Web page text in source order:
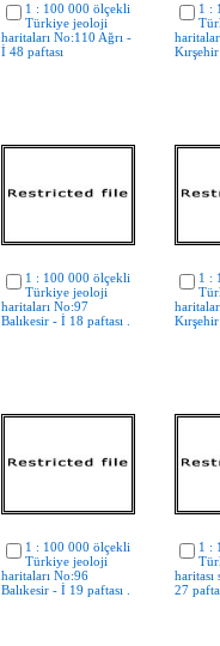
1 : 100 000 ölçekli
Türkiye jeoloji
haritaları No:110 Ağrı -
İ 48 paftası
1 :
1 : 100 000 ölçekli
Türkiye jeoloji
haritaları No:97
Balıkesir - İ 18 paftası .
1 :
1 : 100 000 ölçekli
Türkiye jeoloji
haritaları No:96
Balıkesir - İ 19 paftası .
1 :
27